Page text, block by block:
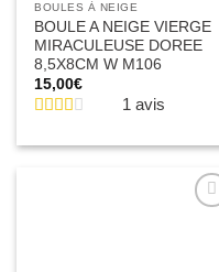
BOULES À NEIGE
BOULE A NEIGE VIERGE
MIRACULEUSE DOREE
8,5X8CM W M106
15,00€
1 avis